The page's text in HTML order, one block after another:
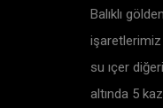
Balıklı
işaretlerimiz
su ıçer
altında 5